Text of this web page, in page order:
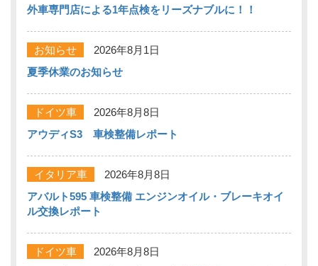
外車専門店による1年点検をリーズナブルに！！
お知らせ
2026年8月1日
夏季休業のお知らせ
ドイツ車
2026年8月8日
アウディS3 車検整備レポート
イタリア車
2026年8月8日
アバルト595 車検整備 エンジンオイル・ブレーキオイ
ル交換レポート
ドイツ車
2026年8月8日